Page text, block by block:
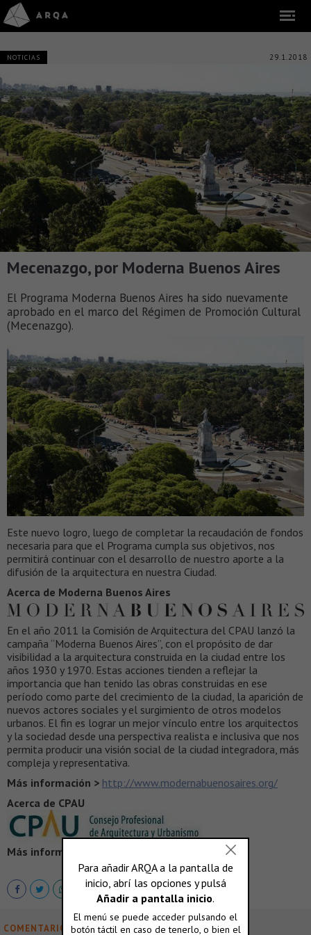
NOTICIAS 29.1.2018
Mecenazgo, por Moderna Buenos Aires
El Programa Moderna Buenos Aires ha sido nuevamente
aprobado en el marco del Régimen de Promoción Cultural
(Mecenazgo).
Este nuevo logro, luego de completar la recaudación de fondos
necesaria para que el Programa cumpla sus objetivos, nos
permitirá continuar con el desarrollo de nuestro aporte a la
difusión de la arquitectura en nuestra Ciudad.
Acerca de Moderna Buenos Aires
En el año 2011 la Comisión de Arquitectura del CPAU lanzó la
campaña “Moderna Buenos Aires”, con el propósito de dar
visibilidad a la arquitectura construida en la ciudad entre los
años 1930 y 1970. Estas acciones tienden a reflejar la
importancia que han tenido las obras construidas en ese
período como parte del crecimiento de la ciudad, la aparición de
nuevos actores sociales y el surgimiento de otros modelos
urbanos. El fin es lograr un mejor vínculo entre los arquitectos
y la sociedad desde una perspectiva realista e inclusiva que nos
permita producir una visión social de la ciudad integradora, más
compleja y representativa.
Más información > http://www.modernabuenosaires.org/
Acerca de CPAU
Más información >
COMENTARIOS